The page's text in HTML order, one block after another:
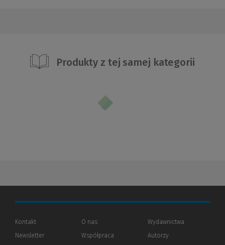
Produkty z tej samej kategorii
Kontakt
Newsletter
O nas
Współpraca
Wydawnictwa
Autorzy